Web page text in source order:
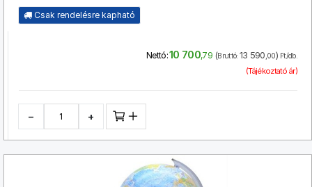
Csak rendelésre kapható
Nettó:10 700,79 (Bruttó: 13 590,00) Ft/db.
(Tájékoztató ár)
− +